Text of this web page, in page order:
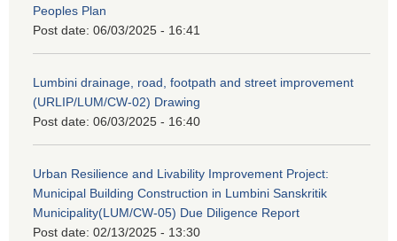
Peoples Plan
Post date: 06/03/2025 - 16:41
Lumbini drainage, road, footpath and street improvement
(URLIP/LUM/CW-02) Drawing
Post date: 06/03/2025 - 16:40
Urban Resilience and Livability Improvement Project:
Municipal Building Construction in Lumbini Sanskritik
Municipality(LUM/CW-05) Due Diligence Report
Post date: 02/13/2025 - 13:30